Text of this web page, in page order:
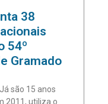
38
54º
Gramado
são 15 anos
2011, utiliza o